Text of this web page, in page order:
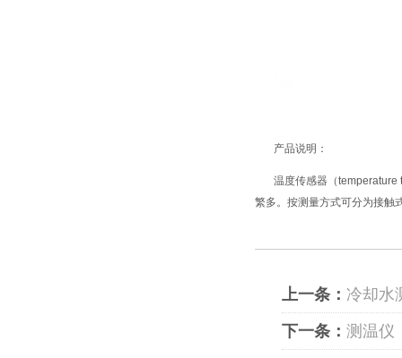
产品说明：
温度传感器（temperature
繁多。按测量方式可分为接触
上一条： 冷却水
下一条： 测温仪